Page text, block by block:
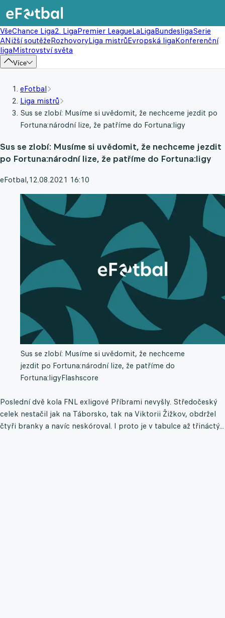
VšeChance Liga2. LigaPremier LeagueLaLigaBundesligaSerie
ANižší soutěžeRozhovoryLiga mistrůEvropská ligaKonferenční
ligaMistrovství světa
Více
eFotbal
Liga mistrů
Sus se zlobí: Musíme si uvědomit, že nechceme jezdit po
Fortuna:národní lize, že patříme do Fortuna:ligy
Sus se zlobí: Musíme si uvědomit, že nechceme jezdit
po Fortuna:národní lize, že patříme do Fortuna:ligy
eFotbal,12.08.2021 16:10
Sus se zlobí: Musíme si uvědomit, že nechceme
jezdit po Fortuna:národní lize, že patříme do
Fortuna:ligyFlashscore
Poslední dvě kola FNL exligové Příbrami nevyšly. Středočeský
celek nestačil jak na Táborsko, tak na Viktorii Žižkov, obdržel
čtyři branky a navíc neskóroval. I proto je v tabulce až třináctý...